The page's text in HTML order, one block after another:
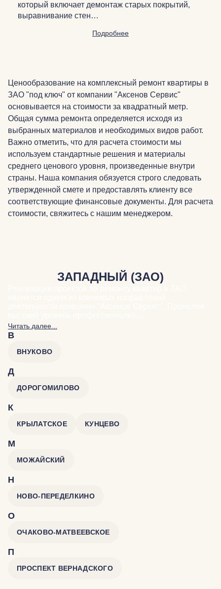
который включает демонтаж старых покрытий,
выравнивание стен…
Подробнее
Ценообразование на комплексный ремонт квартиры в
ЗАО "под ключ" от компании "Аксенов Сервис"
основывается на стоимости за квадратный метр.
Общая сумма ремонта определяется исходя из
выбранных материалов и необходимых видов работ.
Важно отметить, что для расчета стоимости мы
используем стандартные решения и материалы
среднего ценового уровня, произведенные внутри
страны. Наша компания обязуется строго следовать
утвержденной смете и предоставлять клиенту все
соответствующие финансовые документы. Для расчета
стоимости, свяжитесь с нашим менеджером.
ЗАПАДНЫЙ (ЗАО)
Читать далее...
В
ВНУКОВО
Д
ДОРОГОМИЛОВО
К
КРЫЛАТСКОЕ КУНЦЕВО
М
МОЖАЙСКИЙ
Н
НОВО-ПЕРЕДЕЛКИНО
О
ОЧАКОВО-МАТВЕЕВСКОЕ
П
ПРОСПЕКТ ВЕРНАДСКОГО